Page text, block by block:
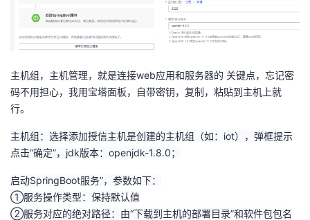
藏
主机组，主机管理，就是连接web应用和服务器的 关键点，忘记密
码不用担心，我用宝塔面板，自带密钥，复制，粘贴到主机上就
行。
主机组：选择添加授信主机是创建的主机组（如：iot），弹框提示
点击“确定”，jdk版本：openjdk-1.8.0；
启动SpringBoot服务”，参数如下：
①服务操作类型：保持默认值
②服务对应的绝对路径：由“下载到主机的部署目录”和软件包包名